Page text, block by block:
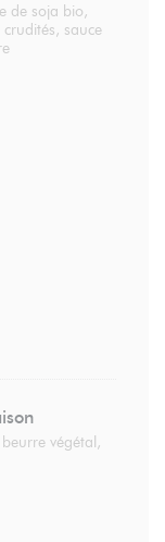
de soja bio,
sauce
végétal,